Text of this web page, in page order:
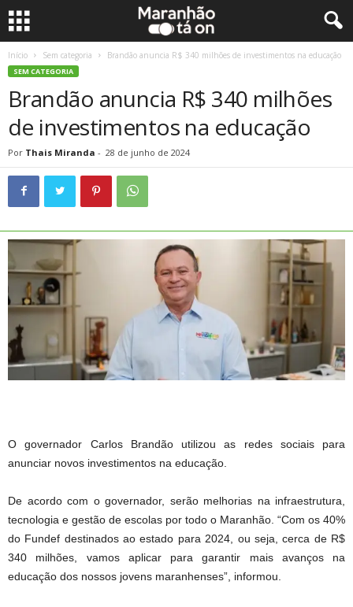
Início Sem categoria Brandão anuncia R$ 340 milhões de investimentos na educação
SEM CATEGORIA
Brandão anuncia R$ 340 milhões
de investimentos na educação
Por Thais Miranda - 28 de junho de 2024
O governador Carlos Brandão utilizou as redes sociais para
anunciar novos investimentos na educação.
De acordo com o governador, serão melhorias na infraestrutura,
tecnologia e gestão de escolas por todo o Maranhão. “Com os 40%
do Fundef destinados ao estado para 2024, ou seja, cerca de R$
340 milhões, vamos aplicar para garantir mais avanços na
educação dos nossos jovens maranhenses”, informou.